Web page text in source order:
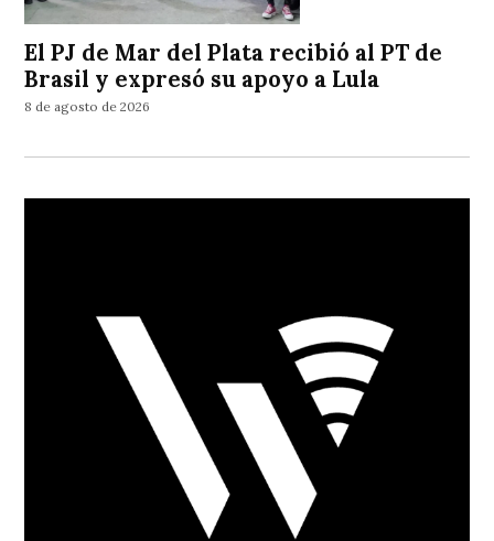
El PJ de Mar del Plata recibió al PT de
Brasil y expresó su apoyo a Lula
8 de agosto de 2026